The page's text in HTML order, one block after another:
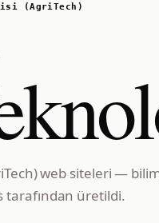
(AgriTech)
web siteleri —
tarafından üretildi.